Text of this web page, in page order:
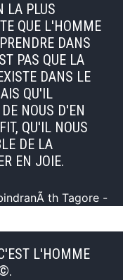
LA PLUS
QUE L'HOMME
DANS
PAS QUE LA
DANS LE
QU'IL
NOUS D'EN
QU'IL NOUS
DE LA
EN JOIE.
th Tagore -
L'HOMME